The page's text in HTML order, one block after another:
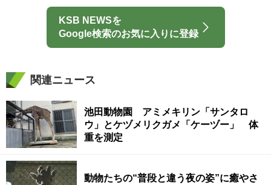
KSB NEWSを
Google検索のお気に入りに登録
関連ニュース
池田動物園 アミメキリン「サンタロ
ウ」とケヅメリクガメ「ケーヅー」 体
重を測定
動物たちの“普段と違う夜の姿”に癒やさ